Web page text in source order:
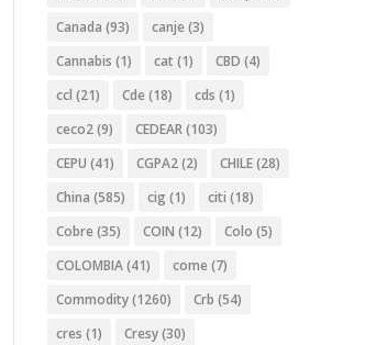
Canada (93) canje (3)
Cannabis (1) cat (1) CBD (4)
ccl (21) Cde (18) cds (1)
ceco2(9) CEDEAR(103)
CEPU (41) CGPA2(2) CHILE(28)
China (585) cig (1) citi (18)
Cobre (35) COIN (12) Colo (5)
COLOMBIA(41) come (7)
Commodity(1260) Crb (54)
cres (1) Cresy(30)